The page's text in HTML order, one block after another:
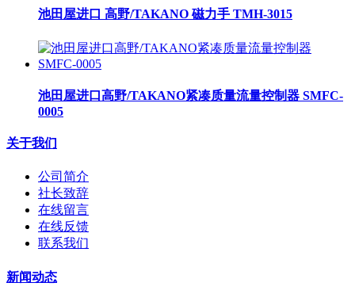
池田屋进口 高野/TAKANO 磁力手 TMH-3015
池田屋进口高野/TAKANO紧凑质量流量控制器 SMFC-
0005
关于我们
公司简介
社长致辞
在线留言
在线反馈
联系我们
新闻动态